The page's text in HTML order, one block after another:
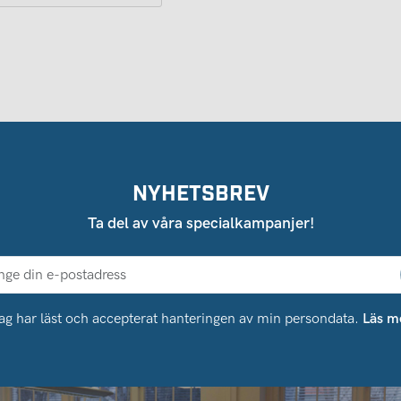
NYHETSBREV
Ta del av våra specialkampanjer!
har läst och accepterat hanteringen av min persondata. Läs